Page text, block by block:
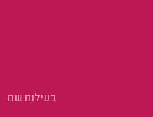
בעילום שם